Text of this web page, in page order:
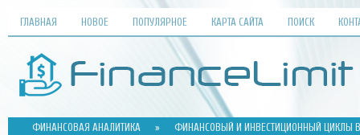
ГЛАВНАЯ НОВОЕ ПОПУЛЯРНОЕ КАРТА САЙТА ПОИСК
ФИНАНСОВАЯ АНАЛИТИКА »
ФИНАНСОВЫЙ И ИНВЕСТИЦИОННЫЙ ЦИКЛЫ